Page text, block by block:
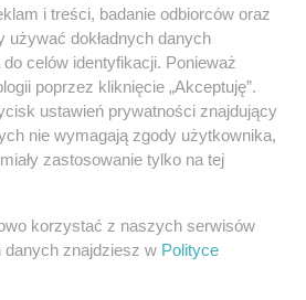
i treści, badanie odbiorców oraz
używać dokładnych danych
celów identyfikacji. Ponieważ
poprzez kliknięcie „Akceptuję”.
ustawień prywatności znajdujący
nie wymagają zgody użytkownika,
zastosowanie tylko na tej
korzystać z naszych serwisów
danych znajdziesz w Polityce